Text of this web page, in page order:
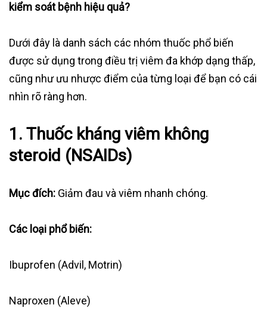
kiểm soát bệnh hiệu quả?
Dưới đây là danh sách các nhóm thuốc phổ biến
được sử dụng trong điều trị viêm đa khớp dạng thấp,
cũng như ưu nhược điểm của từng loại để bạn có cái
nhìn rõ ràng hơn.
1. Thuốc kháng viêm không
steroid (NSAIDs)
Mục đích: Giảm đau và viêm nhanh chóng.
Các loại phổ biến:
Ibuprofen (Advil, Motrin)
Naproxen (Aleve)